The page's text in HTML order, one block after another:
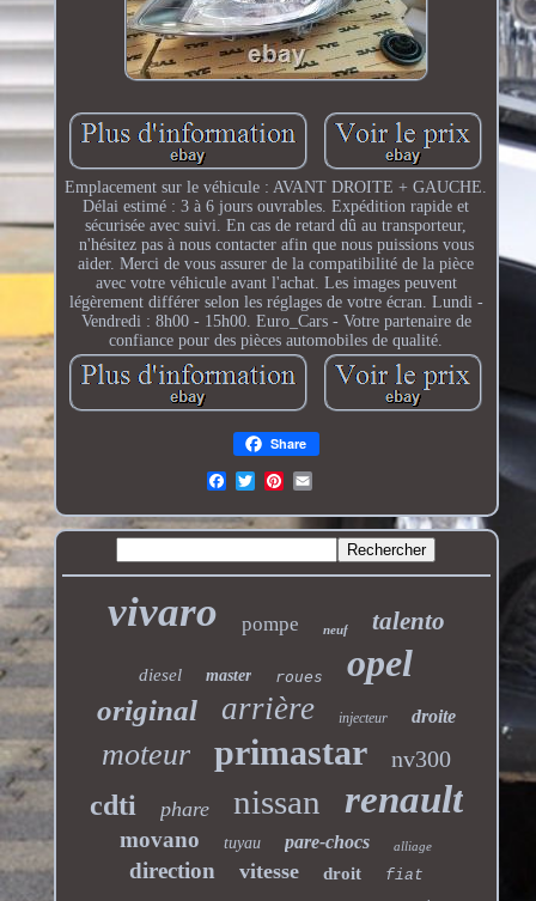
Emplacement sur le véhicule : AVANT DROITE + GAUCHE.
Délai estimé : 3 à 6 jours ouvrables. Expédition rapide et
sécurisée avec suivi. En cas de retard dû au transporteur,
n'hésitez pas à nous contacter afin que nous puissions vous
aider. Merci de vous assurer de la compatibilité de la pièce
avec votre véhicule avant l'achat. Les images peuvent
légèrement différer selon les réglages de votre écran. Lundi -
Vendredi : 8h00 - 15h00. Euro_Cars - Votre partenaire de
confiance pour des pièces automobiles de qualité.
Share
vivaro pompe neuf talento
diesel master roues opel
original arrière injecteur droite
moteur primastar nv300
cdti phare nissan renault
movano tuyau pare-chocs alliage
direction vitesse droit fiat